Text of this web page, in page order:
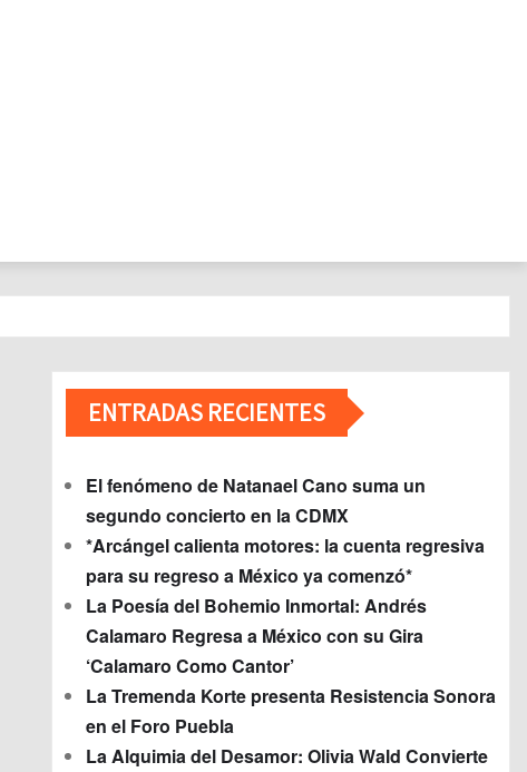
ENTRADAS RECIENTES
El fenómeno de Natanael Cano suma un
segundo concierto en la CDMX
*Arcángel calienta motores: la cuenta regresiva
para su regreso a México ya comenzó*
La Poesía del Bohemio Inmortal: Andrés
Calamaro Regresa a México con su Gira
‘Calamaro Como Cantor’
La Tremenda Korte presenta Resistencia Sonora
en el Foro Puebla
La Alquimia del Desamor: Olivia Wald Convierte